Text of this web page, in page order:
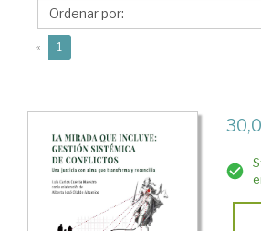
Alberto
José
« 1